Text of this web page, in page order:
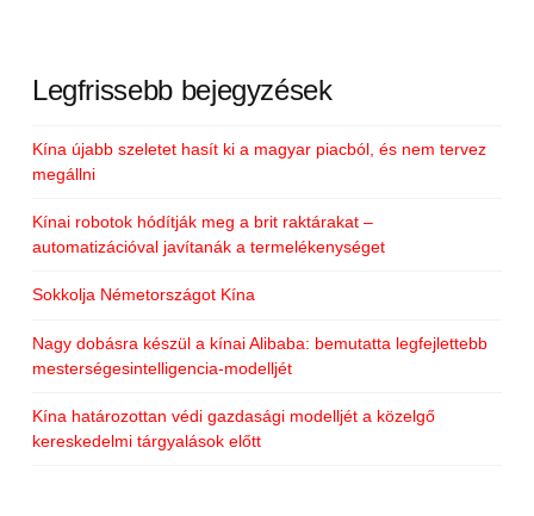
Legfrissebb bejegyzések
Kína újabb szeletet hasít ki a magyar piacból, és nem tervez
megállni
Kínai robotok hódítják meg a brit raktárakat –
automatizációval javítanák a termelékenységet
Sokkolja Németországot Kína
Nagy dobásra készül a kínai Alibaba: bemutatta legfejlettebb
mesterségesintelligencia-modelljét
Kína határozottan védi gazdasági modelljét a közelgő
kereskedelmi tárgyalások előtt